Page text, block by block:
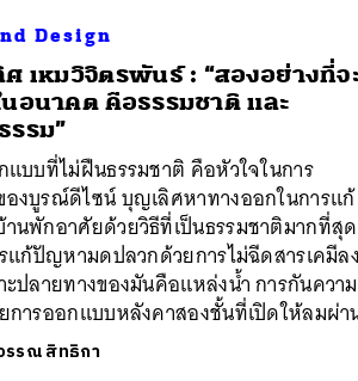
Design
เหมวิจิตรพันธ์ : “สองอย่างที่จ
อนาคต คือธรรมชาติ และ
รม”
แบบที่ไม่ฝืนธรรมชาติ คือหัวใจในการ
องบูรณ์ดีไซน์ บุญเลิศหาทางออกในการแก้
นพักอาศัยด้วยวิธีที่เป็นธรรมชาติมากที่สุด
แก้ปัญหามดปลวกด้วยการไม่ฉีดสารเคมีลง
ะปลายทางของมันคือแหล่งน้ำ การกันความ
การออกแบบหลังคาสองชั้นที่เปิดให้ลมผ่า
รรณ สิทธิกา